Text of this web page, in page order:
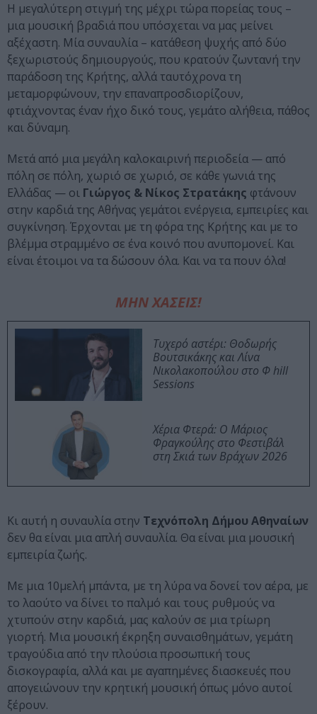
Η μεγαλύτερη στιγμή της μέχρι τώρα πορείας τους –
μια μουσική βραδιά που υπόσχεται να μας μείνει
αξέχαστη. Μία συναυλία – κατάθεση ψυχής από δύο
ξεχωριστούς δημιουργούς, που κρατούν ζωντανή την
παράδοση της Κρήτης, αλλά ταυτόχρονα τη
μεταμορφώνουν, την επαναπροσδιορίζουν,
φτιάχνοντας έναν ήχο δικό τους, γεμάτο αλήθεια, πάθος
και δύναμη.
Μετά από μια μεγάλη καλοκαιρινή περιοδεία — από
πόλη σε πόλη, χωριό σε χωριό, σε κάθε γωνιά της
Ελλάδας — οι Γιώργος & Νίκος Στρατάκης φτάνουν
στην καρδιά της Αθήνας γεμάτοι ενέργεια, εμπειρίες και
συγκίνηση. Έρχονται με τη φόρα της Κρήτης και με το
βλέμμα στραμμένο σε ένα κοινό που ανυπομονεί. Και
είναι έτοιμοι να τα δώσουν όλα. Και να τα πουν όλα!
ΜΗΝ ΧΑΣΕΙΣ!
Τυχερό αστέρι: Θοδωρής
Βουτσικάκης και Λίνα
Νικολακοπούλου στο Φ hill
Sessions
Χέρια Φτερά: Ο Μάριος
Φραγκούλης στο Φεστιβάλ
στη Σκιά των Βράχων 2026
Κι αυτή η συναυλία στην Τεχνόπολη Δήμου Αθηναίων
δεν θα είναι μια απλή συναυλία. Θα είναι μια μουσική
εμπειρία ζωής.
Με μια 10μελή μπάντα, με τη λύρα να δονεί τον αέρα, με
το λαούτο να δίνει το παλμό και τους ρυθμούς να
χτυπούν στην καρδιά, μας καλούν σε μια τρίωρη
γιορτή. Μια μουσική έκρηξη συναισθημάτων, γεμάτη
τραγούδια από την πλούσια προσωπική τους
δισκογραφία, αλλά και με αγαπημένες διασκευές που
απογειώνουν την κρητική μουσική όπως μόνο αυτοί
ξέρουν.